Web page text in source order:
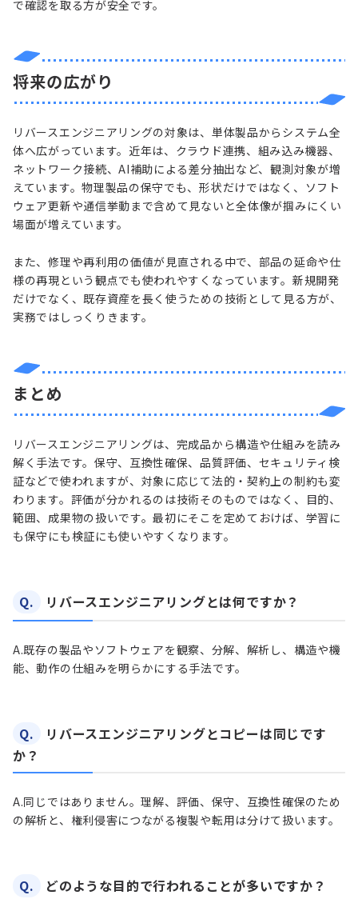
で確認を取る方が安全です。
将来の広がり
リバースエンジニアリングの対象は、単体製品からシステム全
体へ広がっています。近年は、クラウド連携、組み込み機器、
ネットワーク接続、AI補助による差分抽出など、観測対象が増
えています。物理製品の保守でも、形状だけではなく、ソフト
ウェア更新や通信挙動まで含めて見ないと全体像が掴みにくい
場面が増えています。
また、修理や再利用の価値が見直される中で、部品の延命や仕
様の再現という観点でも使われやすくなっています。新規開発
だけでなく、既存資産を長く使うための技術として見る方が、
実務ではしっくりきます。
まとめ
リバースエンジニアリングは、完成品から構造や仕組みを読み
解く手法です。保守、互換性確保、品質評価、セキュリティ検
証などで使われますが、対象に応じて法的・契約上の制約も変
わります。評価が分かれるのは技術そのものではなく、目的、
範囲、成果物の扱いです。最初にそこを定めておけば、学習に
も保守にも検証にも使いやすくなります。
Q. リバースエンジニアリングとは何ですか？
A.既存の製品やソフトウェアを観察、分解、解析し、構造や機
能、動作の仕組みを明らかにする手法です。
Q.
リバースエンジニアリングとコピーは同じです
か？
A.同じではありません。理解、評価、保守、互換性確保のため
の解析と、権利侵害につながる複製や転用は分けて扱います。
Q. どのような目的で行われることが多いですか？